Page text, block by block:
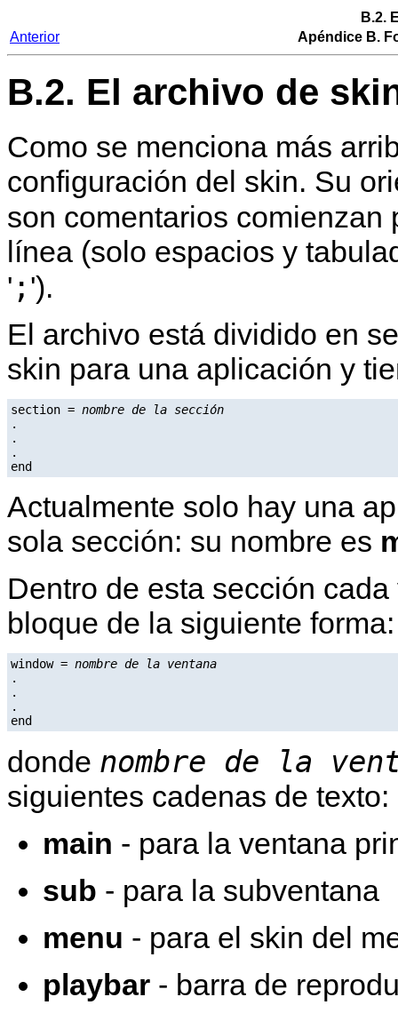
B.2.
Anterior
Apéndice B.
B.2. El archivo de
Como se menciona más
configuración del skin. Su
son comentarios comienzan
línea (solo espacios y
' ; ').
El archivo está dividido en
skin para una aplicación y
section = nombre de la sección
.
.
.
Actualmente solo hay una
sola sección: su nombre es
Dentro de esta sección
bloque de la siguiente forma:
window = nombre de la ventana
.
.
.
donde nombre de la
siguientes cadenas de texto:
main - para la ventana
sub - para la subventana
menu - para el skin del
playbar - barra de